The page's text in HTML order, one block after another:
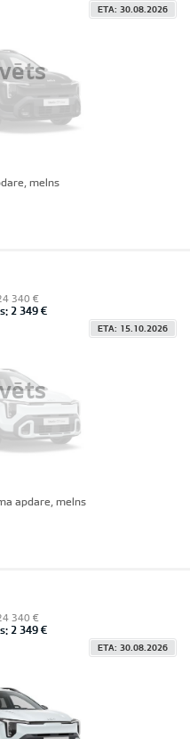
ETA: 30.08.2026
melns
340 €
2 349 €
ETA: 15.10.2026
apdare, melns
340 €
2 349 €
ETA: 30.08.2026